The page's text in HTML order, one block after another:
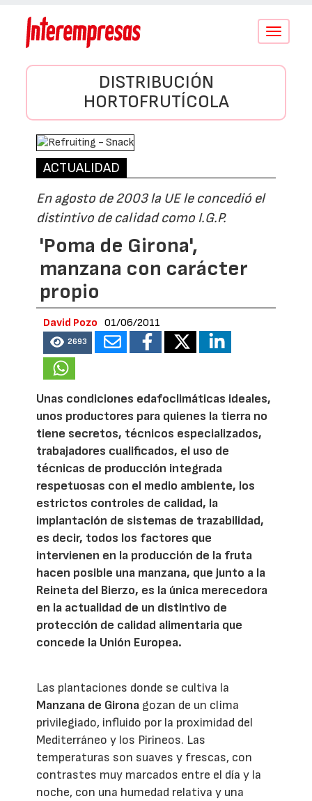
Conmutar
DISTRIBUCIÓN
HORTOFRUTÍCOLA
ACTUALIDAD
En agosto de 2003 la UE le concedió el
distintivo de calidad como I.G.P.
'Poma de Girona',
manzana con carácter
propio
David Pozo 01/06/2011
2693
Unas condiciones edafoclimáticas ideales,
unos productores para quienes la tierra no
tiene secretos, técnicos especializados,
trabajadores cualificados, el uso de
técnicas de producción integrada
respetuosas con el medio ambiente, los
estrictos controles de calidad, la
implantación de sistemas de trazabilidad,
es decir, todos los factores que
intervienen en la producción de la fruta
hacen posible una manzana, que junto a la
Reineta del Bierzo, es la única merecedora
en la actualidad de un distintivo de
protección de calidad alimentaria que
concede la Unión Europea.
Las plantaciones donde se cultiva la
Manzana de Girona gozan de un clima
privilegiado, influido por la proximidad del
Mediterráneo y los Pirineos. Las
temperaturas son suaves y frescas, con
contrastes muy marcados entre el día y la
noche, con una humedad relativa y una